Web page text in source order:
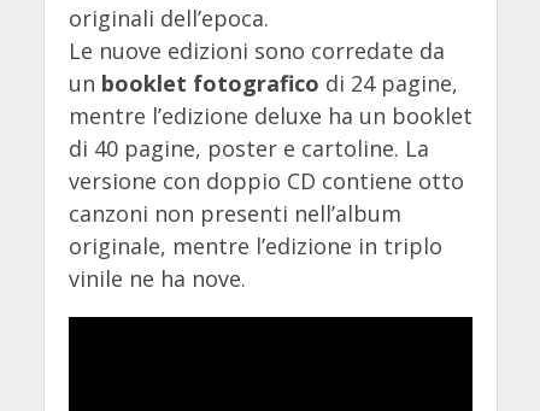
originali dell’epoca.
Le nuove edizioni sono corredate da
un booklet fotografico di 24 pagine,
mentre l’edizione deluxe ha un booklet
di 40 pagine, poster e cartoline. La
versione con doppio CD contiene otto
canzoni non presenti nell’album
originale, mentre l’edizione in triplo
vinile ne ha nove.